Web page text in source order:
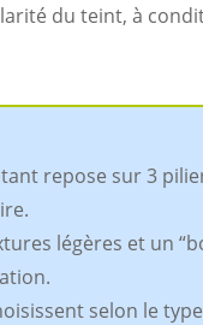
du teint, à
repose sur 3
légères et un
selon le